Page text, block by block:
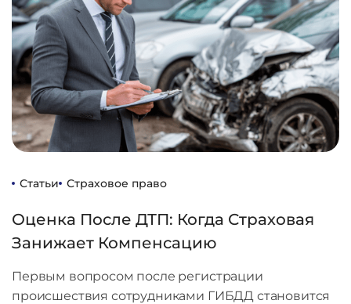
Статьи Страховое право
Оценка После ДТП: Когда Страховая
Занижает Компенсацию
Первым вопросом после регистрации
происшествия сотрудниками ГИБДД становится